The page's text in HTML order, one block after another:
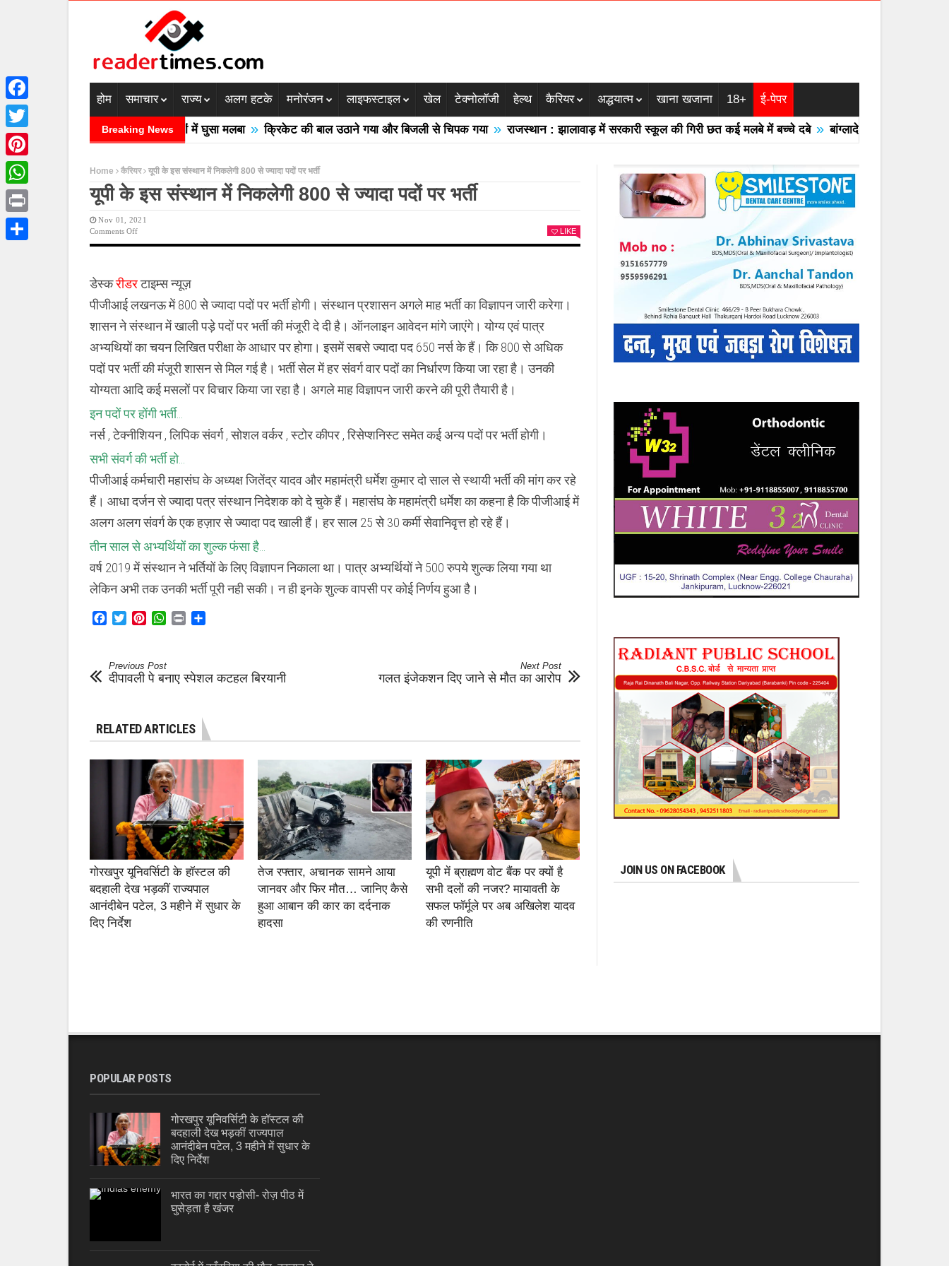
होम समाचार राज्य अलग हटके मनोरंजन लाइफस्टाइल खेल टेक्नोलॉजी हेल्थ कैरियर अद्धयात्म खाना खजाना 18+ ई-पेपर
Breaking News
में बादल फटने से तीन की मौत घरों में घुसा मलबा » क्रिकेट की बाल उठाने गया और बिजली से चिपक गया » राजस्थान : झालावाड़ में सरकारी स्कूल की गिरी छत कई मलबे में बच्चे दबे » बांग्लादेश का एयरफोर्स का F -7
Home कैरियर यूपी के इस संस्थान में निकलेगी 800 से ज्यादा पदों पर भर्ती
यूपी के इस संस्थान में निकलेगी 800 से ज्यादा पदों पर भर्ती
Nov 01, 2021
Comments OffOn
800
से
ज्यादा
पदों
पर
भर्ती
LIKE
डेस्करीडरटाइम्स न्यूज़
पीजीआई लखनऊ में 800 से ज्यादा पदों पर भर्ती होगी। संस्थान प्रशासन अगले माह भर्ती का विज्ञापन जारी करेगा।
शासन ने संस्थान में खाली पड़े पदों पर भर्ती की मंजूरी दे दी है। ऑनलाइन आवेदन मांगे जाएंगे। योग्य एवं पात्र
अभ्यथियों का चयन लिखित परीक्षा के आधार पर होगा। इसमें सबसे ज्यादा पद 650 नर्स के हैं। कि 800 से अधिक
पदों पर भर्ती की मंजूरी शासन से मिल गई है। भर्ती सेल में हर संवर्ग वार पदों का निर्धारण किया जा रहा है। उनकी
योग्यता आदि कई मसलों पर विचार किया जा रहा है। अगले माह विज्ञापन जारी करने की पूरी तैयारी है।
इन पदों पर होंगी भर्ती…
नर्स , टेक्नीशियन , लिपिक संवर्ग , सोशल वर्कर , स्टोर कीपर , रिसेप्शनिस्ट समेत कई अन्य पदों पर भर्ती होगी।
सभी संवर्ग की भर्ती हो…
पीजीआई कर्मचारी महासंघ के अध्यक्ष जितेंद्र यादव और महामंत्री धर्मेश कुमार दो साल से स्थायी भर्ती की मांग कर रहे
हैं। आधा दर्जन से ज्यादा पत्र संस्थान निदेशक को दे चुके हैं। महासंघ के महामंत्री धर्मेश का कहना है कि पीजीआई में
अलग अलग संवर्ग के एक हज़ार से ज्यादा पद खाली हैं। हर साल 25 से 30 कर्मी सेवानिवृत्त हो रहे हैं।
तीन साल से अभ्यर्थियों का शुल्क फंसा है…
वर्ष 2019 में संस्थान ने भर्तियों के लिए विज्ञापन निकाला था। पात्र अभ्यर्थियों ने 500 रुपये शुल्क लिया गया था
लेकिन अभी तक उनकी भर्ती पूरी नही सकी। न ही इनके शुल्क वापसी पर कोई निर्णय हुआ है।
Facebook
TwitterPinterestWhatsApp
Print
Previous Post
दीपावली पे बनाए स्पेशल कटहल बिरयानी
Next Post
गलत इंजेकशन दिए जाने से मौत का आरोप
RELATED ARTICLES
गोरखपुर यूनिवर्सिटी के हॉस्टल की
बदहाली देख भड़कीं राज्यपाल
आनंदीबेन पटेल, 3 महीने में सुधार के
दिए निर्देश
तेज रफ्तार, अचानक सामने आया
जानवर और फिर मौत… जानिए कैसे
हुआ आबान की कार का दर्दनाक
हादसा
यूपी में ब्राह्मण वोट बैंक पर क्यों है
सभी दलों की नजर? मायावती के
सफल फॉर्मूले पर अब अखिलेश यादव
की रणनीति
JOIN US ON FACEBOOK
POPULAR POSTS
गोरखपुर यूनिवर्सिटी के हॉस्टल की
बदहाली देख भड़कीं राज्यपाल
आनंदीबेन पटेल, 3 महीने में सुधार के
दिए निर्देश
भारत का गद्दार पड़ोसी- रोज़ पीठ में
घुसेड़ता है खंजर
Facebook
Twitter
Pinterest
WhatsApp
Print